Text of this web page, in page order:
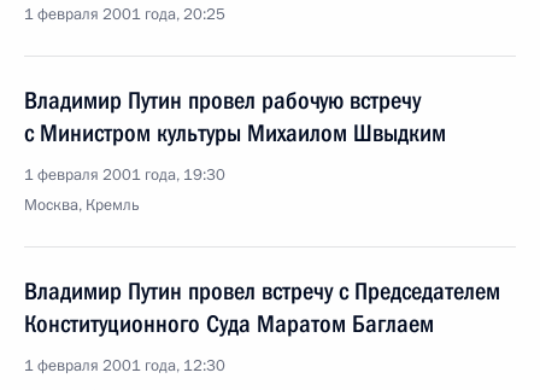
1 февраля 2001 года, 20:25
Владимир Путин провел рабочую встречу
с Министром культуры Михаилом Швыдким
1 февраля 2001 года, 19:30
Москва, Кремль
Владимир Путин провел встречу с Председателем
Конституционного Суда Маратом Баглаем
1 февраля 2001 года, 12:30